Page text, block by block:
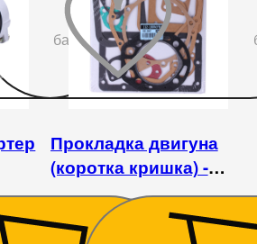
До
бажаного
Прокладка двигуна
(коротка кришка) -
180N